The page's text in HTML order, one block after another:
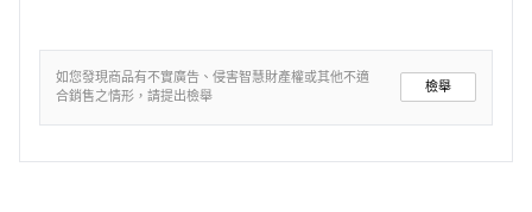
如您發現商品有不實廣告、侵害智慧財產權或其他不適
合銷售之情形，請提出檢舉
檢舉